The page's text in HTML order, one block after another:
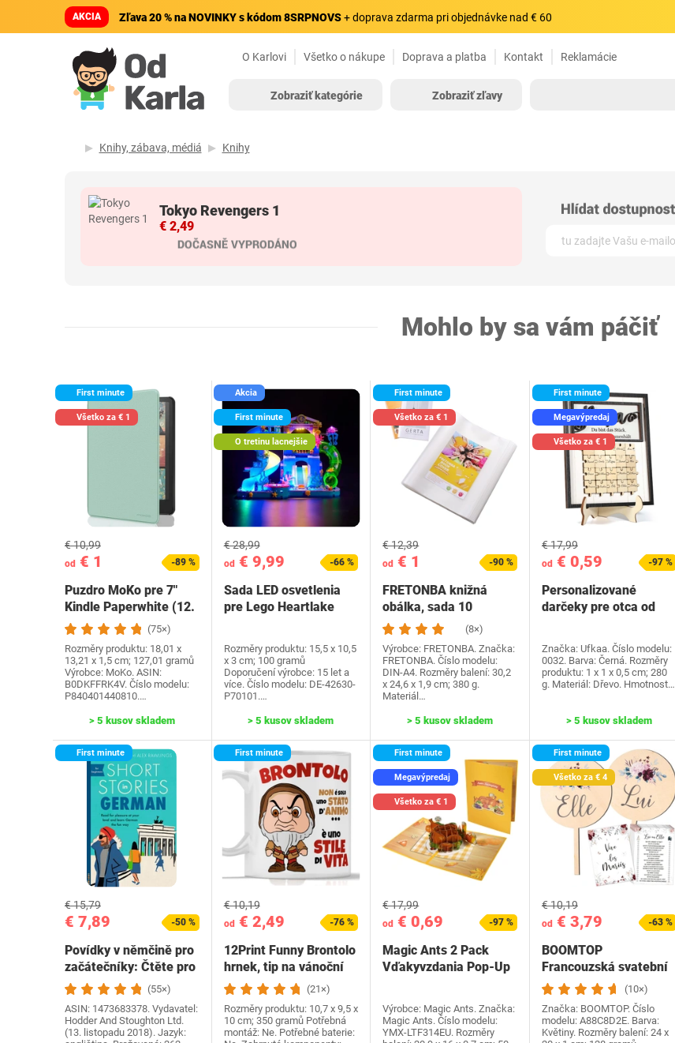
AKCIA Zľava 20 % na NOVINKY s kódom 8SRPNOVS+ doprava zdarma pri objednávke nad € 60
O Karlovi Všetko o nákupe Doprava a platba Kontakt Reklamácie
Zobraziť kategórie Zobraziť zľavy
Knihy, zábava, médiá Knihy
Tokyo Revengers 1
€ 2,49
Mohlo by sa vám páčiť
First minute
Všetko za € 1
od € 1
€ 10,99
-89 %
Puzdro MoKo pre 7"
Kindle Paperwhite (12.
generácia-2024) a…
(75×)
Rozměry produktu: 18,01 x
13,21 x 1,5 cm; 127,01 gramů
Výrobce: MoKo. ASIN:
B0DKFFRK4V. Číslo modelu:
P840401440810.…
> 5 kusov skladem
Akcia
First minute
O tretinu lacnejšie
od€ 9,99
€ 28,99
-66 %
Sada LED osvetlenia
pre Lego Heartlake
Rozměry produktu: 15,5 x 10,5
x 3 cm; 100 gramů
Doporučení výrobce: 15 let a
více. Číslo modelu: DE-42630-
P70101.…
> 5 kusov skladem
First minute
Všetko za € 1
od € 1
€ 12,39
-90 %
FRETONBA knižná
obálka, sada 10
knižných dosiek,
priehľadné…
(8×)
Výrobce: FRETONBA. Značka:
FRETONBA. Číslo modelu:
DIN-A4. Rozměry balení: 30,2
x 24,6 x 1,9 cm; 380 g.
Materiál…
> 5 kusov skladem
First minute
Megavýpredaj
Všetko za € 1
od€ 0,59
€ 17,99
-97 %
Personalizované
darčeky pre otca od
Značka: Ufkaa. Číslo modelu:
0032. Barva: Černá. Rozměry
produktu: 1 x 1 x 0,5 cm; 280
g. Materiál: Dřevo. Hmotnost…
> 5 kusov skladem
First minute
€ 7,89
€ 15,79
-50 %
Povídky v němčině pro
začátečníky: Čtěte pro
radost na své…(55×)
ASIN: 1473683378. Vydavatel:
Hodder And Stoughton Ltd.
(13. listopadu 2018). Jazyk:
First minute
od€ 2,49
€ 10,19
-76 %
12Print Funny Brontolo
hrnek, tip na vánoční
dárek a…
(21×)
Rozměry produktu: 10,7 x 9,5 x
10 cm; 350 gramů Potřebná
montáž: Ne. Potřebné baterie:
First minute
Megavýpredaj
Všetko za € 1
od € 0,69
€ 17,99
-97 %
Magic Ants 2 Pack
Vďakyvzdania Pop-Up
Výrobce: Magic Ants. Značka:
Magic Ants. Číslo modelu:
YMX-LTF314EU. Rozměry
First minute
Všetko za € 4
od€ 3,79
€ 10,19
-63 %
BOOMTOP
Francouzská svatební
hra Dřevěná cedulka a
kvízové…
(10×)
Značka: BOOMTOP. Číslo
modelu: A88C8D2E. Barva:
Květiny. Rozměry balení: 24 x